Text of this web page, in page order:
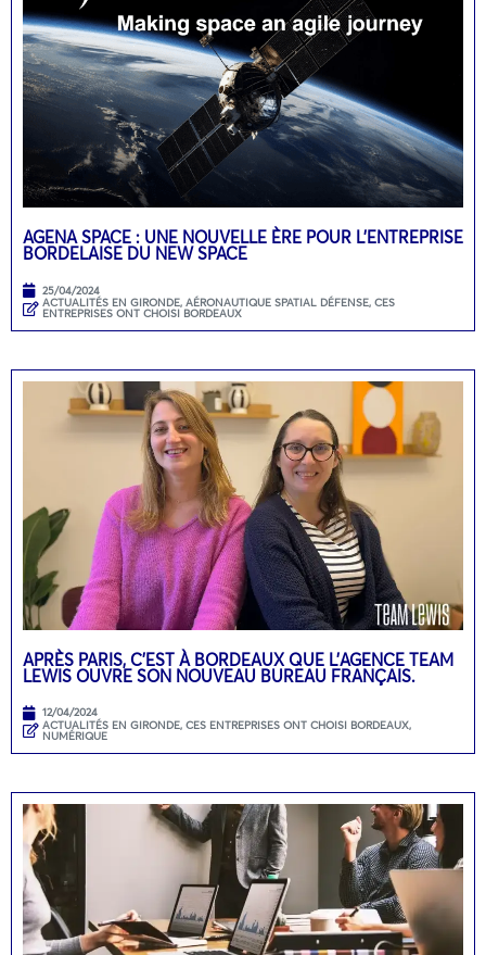
AGENA SPACE : UNE NOUVELLE ÈRE POUR L’ENTREPRISE
BORDELAISE DU NEW SPACE
25/04/2024
ACTUALITÉS EN GIRONDE, AÉRONAUTIQUE SPATIAL DÉFENSE, CES
ENTREPRISES ONT CHOISI BORDEAUX
APRÈS PARIS, C’EST À BORDEAUX QUE L’AGENCE TEAM
LEWIS OUVRE SON NOUVEAU BUREAU FRANÇAIS.
12/04/2024
ACTUALITÉS EN GIRONDE, CES ENTREPRISES ONT CHOISI BORDEAUX,
NUMÉRIQUE